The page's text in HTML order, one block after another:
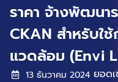
ราคา จ้างพัฒนา
CKAN สำหรับ
แวดล้อม (Envi
13 ธันวาคม 2024 ยอดเ